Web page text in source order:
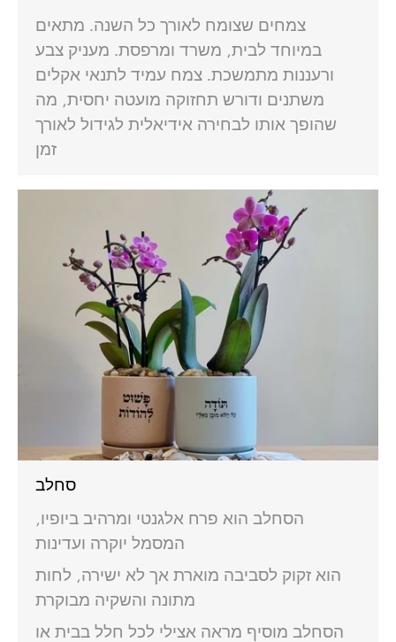
צמחים שצומח לאורך כל השנה. מתאים
במיוחד לבית, משרד ומרפסת. מעניק צבע
ורעננות מתמשכת. צמח עמיד לתנאי אקלים
משתנים ודורש תחזוקה מועטה יחסית, מה
שהופך אותו לבחירה אידיאלית לגידול לאורך
זמן
סחלב
הסחלב הוא פרח אלגנטי ומרהיב ביופיו,
המסמל יוקרה ועדינות
הוא זקוק לסביבה מוארת אך לא ישירה, לחות
מתונה והשקיה מבוקרת
הסחלב מוסיף מראה אצילי לכל חלל בבית או